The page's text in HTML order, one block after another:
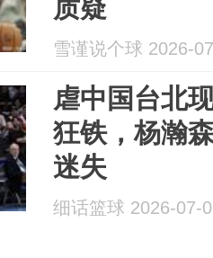
质疑
雪谨说个球 2026-
虐中国台北
狂铁，杨瀚
迷失
细话篮球 2026-07-